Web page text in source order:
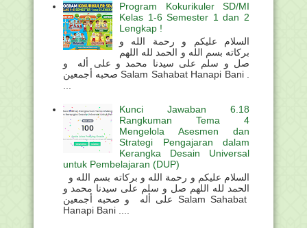
Program Kokurikuler SD/MI
Kelas 1-6 Semester 1 dan 2
Lengkap !
السلام عليكم و رحمة الله و
بركاته بسم الله و الحمد لله اللهم
صل و سلم على سيدنا محمد و على أله و
صحبه أجمعين Salam Sahabat Hanapi Bani .
Kunci Jawaban 6.18
Rangkuman Tema 4
Mengelola Asesmen dan
Strategi Pengajaran dalam
Kerangka Desain Universal
untuk Pembelajaran (DUP)
الحمد لله اللهم صل و سلم على سيدنا محمد و
على أله و صحبه أجمعين Salam Sahabat
Hanapi Bani ....